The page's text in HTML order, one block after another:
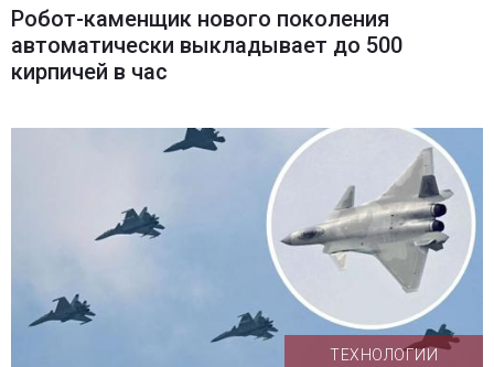
Робот-каменщик нового поколения
автоматически выкладывает до 500
кирпичей в час
ТЕХНОЛОГИИ